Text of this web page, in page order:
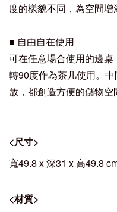
度的樣貌不同，為空間增
■ 自由自在使用
可在任意場合使用的邊
轉90度作為茶几使用。
放，都創造方便的儲物空
<尺寸>
寬49.8 x 深31 x 高49.8
<材質>